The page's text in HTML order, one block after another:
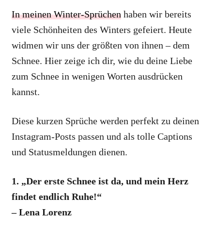
In meinen Winter-Sprüchen haben wir bereits
viele Schönheiten des Winters gefeiert. Heute
widmen wir uns der größten von ihnen – dem
Schnee. Hier zeige ich dir, wie du deine Liebe
zum Schnee in wenigen Worten ausdrücken
kannst.
Diese kurzen Sprüche werden perfekt zu deinen
Instagram-Posts passen und als tolle Captions
und Statusmeldungen dienen.
1. „Der erste Schnee ist da, und mein Herz
findet endlich Ruhe!“
– Lena Lorenz